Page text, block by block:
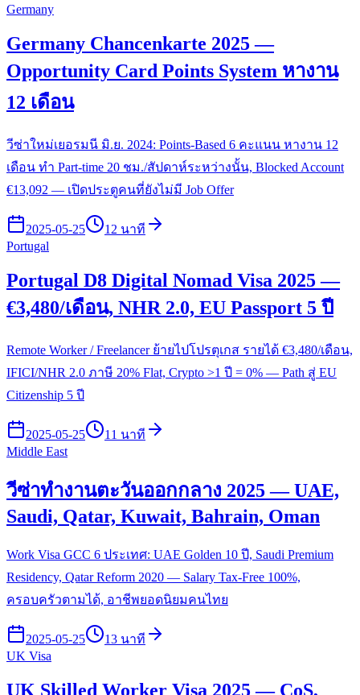
Germany
Germany Chancenkarte 2025 —
Opportunity Card Points System หางาน
12 เดือน
วีซ่าใหม่เยอรมนี มิ.ย. 2024: Points-Based 6 คะแนน หางาน 12
เดือน ทำ Part-time 20 ชม./สัปดาห์ระหว่างนั้น, Blocked Account
€13,092 — เปิดประตูคนที่ยังไม่มี Job Offer
2025-05-25
12 นาที
Portugal
Portugal D8 Digital Nomad Visa 2025 —
€3,480/เดือน, NHR 2.0, EU Passport 5 ปี
Remote Worker / Freelancer ย้ายไปโปรตุเกส รายได้ €3,480/เดือน,
IFICI/NHR 2.0 ภาษี 20% Flat, Crypto >1 ปี = 0% — Path สู่ EU
Citizenship 5 ปี
2025-05-25
11 นาที
Middle East
วีซ่าทำงานตะวันออกกลาง 2025 — UAE,
Saudi, Qatar, Kuwait, Bahrain, Oman
Work Visa GCC 6 ประเทศ: UAE Golden 10 ปี, Saudi Premium
Residency, Qatar Reform 2020 — Salary Tax-Free 100%,
ครอบครัวตามได้, อาชีพยอดนิยมคนไทย
2025-05-25
13 นาที
UK Visa
UK Skilled Worker Visa 2025 — CoS,